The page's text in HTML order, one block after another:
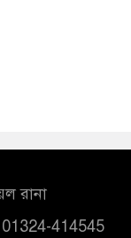
রানা
414545